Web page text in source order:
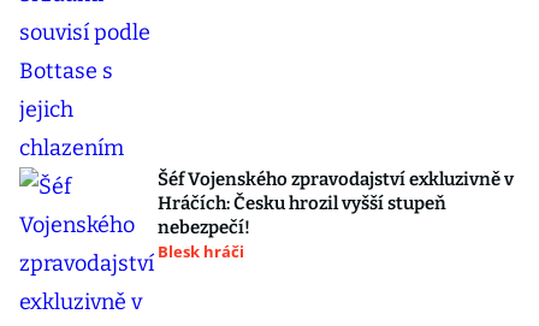
Šéf Vojenského zpravodajství exkluzivně v
Hráčích: Česku hrozil vyšší stupeň
nebezpečí!
Blesk hráči